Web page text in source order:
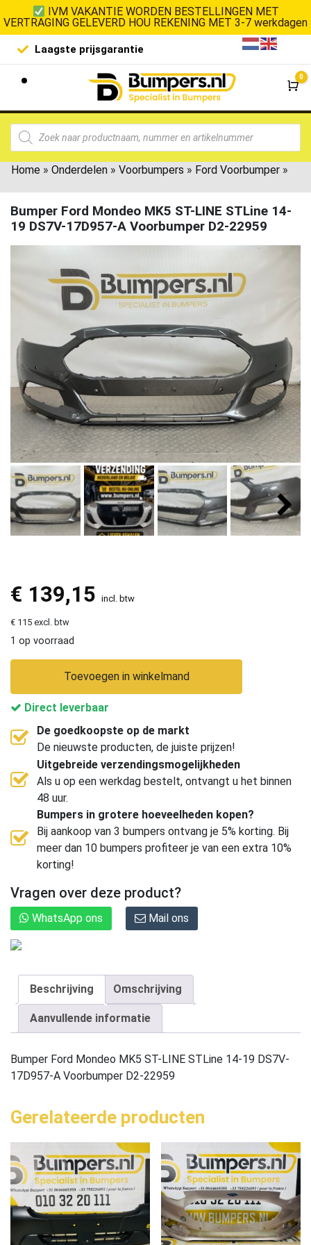
IVM VAKANTIE WORDEN BESTELLINGEN MET
VERTRAGING GELEVERD HOU REKENING MET 3-7 werkdagen
Laagste prijsgarantie De
0
Home » Onderdelen » Voorbumpers » Ford Voorbumper »
Bumper Ford Mondeo MK5 ST-LINE STLine 14-
19 DS7V-17D957-A Voorbumper D2-22959
€ 139,15 incl. btw
€ 115 excl. btw
1 op voorraad
Toevoegen in winkelmand
Direct leverbaar
De goedkoopste op de markt
De nieuwste producten, de juiste prijzen!
Uitgebreide verzendingsmogelijkheden
Als u op een werkdag bestelt, ontvangt u het binnen
48 uur.
Bumpers in grotere hoeveelheden kopen?
Bij aankoop van 3 bumpers ontvang je 5% korting. Bij
meer dan 10 bumpers profiteer je van een extra 10%
korting!
Vragen over deze product?
WhatsApp ons Mail ons
Beschrijving Omschrijving
Aanvullende informatie
Bumper Ford Mondeo MK5 ST-LINE STLine 14-19 DS7V-
17D957-A Voorbumper D2-22959
Gerelateerde producten